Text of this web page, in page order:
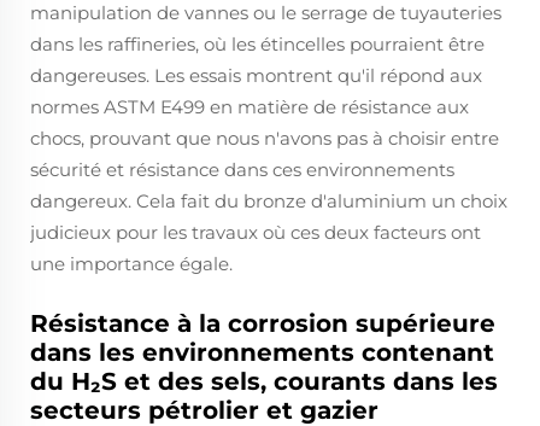
manipulation de vannes ou le serrage de tuyauteries
dans les raffineries, où les étincelles pourraient être
dangereuses. Les essais montrent qu'il répond aux
normes ASTM E499 en matière de résistance aux
chocs, prouvant que nous n'avons pas à choisir entre
sécurité et résistance dans ces environnements
dangereux. Cela fait du bronze d'aluminium un choix
judicieux pour les travaux où ces deux facteurs ont
une importance égale.
Résistance à la corrosion supérieure
dans les environnements contenant
du H₂S et des sels, courants dans les
secteurs pétrolier et gazier